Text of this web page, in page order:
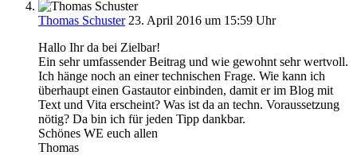
Thomas Schuster 23. April 2016 um 15:59 Uhr
Hallo Ihr da bei Zielbar!
Ein sehr umfassender Beitrag und wie gewohnt sehr wertvoll.
Ich hänge noch an einer technischen Frage. Wie kann ich
überhaupt einen Gastautor einbinden, damit er im Blog mit
Text und Vita erscheint? Was ist da an techn. Voraussetzung
nötig? Da bin ich für jeden Tipp dankbar.
Schönes WE euch allen
Thomas